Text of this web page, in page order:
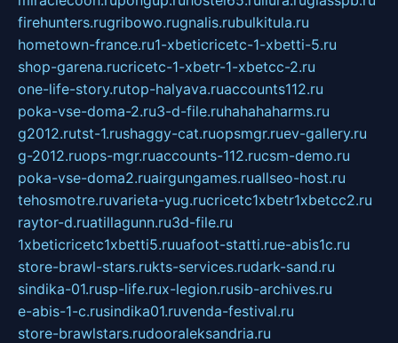
firehunters.rugribowo.rugnalis.rubulkitula.ru
hometown-france.ru1-xbeticricetc-1-xbetti-5.ru
shop-garena.rucricetc-1-xbetr-1-xbetcc-2.ru
one-life-story.rutop-halyava.ruaccounts112.ru
poka-vse-doma-2.ru3-d-file.ruhahahaharms.ru
g2012.rutst-1.rushaggy-cat.ruopsmgr.ruev-gallery.ru
g-2012.ruops-mgr.ruaccounts-112.rucsm-demo.ru
poka-vse-doma2.ruairgungames.ruallseo-host.ru
tehosmotre.ruvarieta-yug.rucricetc1xbetr1xbetcc2.ru
raytor-d.ruatillagunn.ru3d-file.ru
1xbeticricetc1xbetti5.ruuafoot-statti.rue-abis1c.ru
store-brawl-stars.rukts-services.rudark-sand.ru
sindika-01.rusp-life.rux-legion.rusib-archives.ru
e-abis-1-c.rusindika01.ruvenda-festival.ru
store-brawlstars.rudooraleksandria.ru